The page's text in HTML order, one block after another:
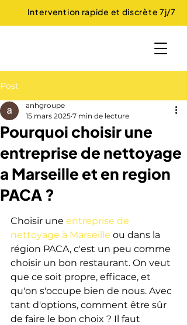
Intervention rapide et discrète 7j/7
Post
Pourquoi choisir une
entreprise de nettoyage
a Marseille et en region
PACA ?
anhgroupe
15 mars 2025 7 min de lecture
Choisir une entreprise de
nettoyage à Marseille ou dans la
région PACA, c'est un peu comme
choisir un bon restaurant. On veut
que ce soit propre, efficace, et
qu'on s'occupe bien de nous. Avec
tant d'options, comment être sûr
de faire le bon choix ? Il faut